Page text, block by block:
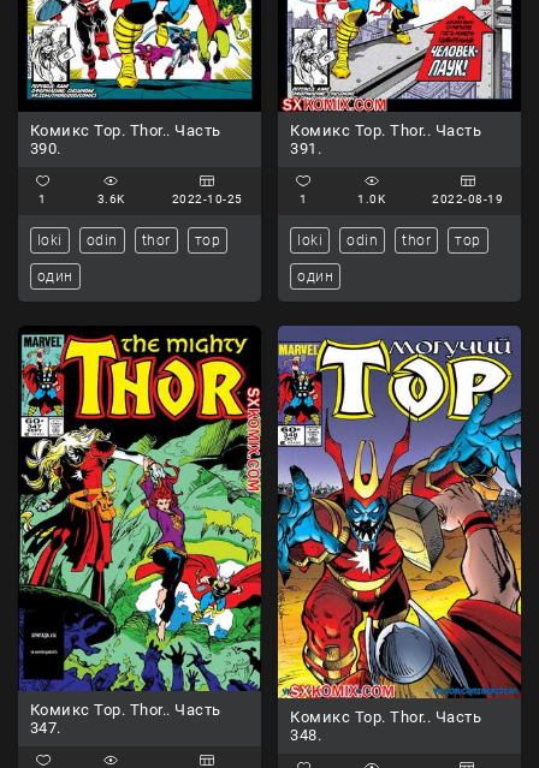
Комикс Тор. Thor.. Часть
390.
1 3.6K 2022-10-25
loki odin thor тор
один
Комикс Тор. Thor.. Часть
391.
1 1.0K 2022-08-19
loki odin thor тор
один
Комикс Тор. Thor.. Часть
347.
Комикс Тор. Thor.. Часть
348.